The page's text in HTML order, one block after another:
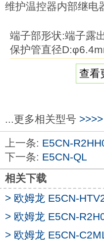
维护温控器内部继电
端子部形状:端子露
保护管直径
元件种类：J（CA
保护管长度L：
追加有助于降低配
欧姆龙E5CN-Y2L。
温度传感器是用作
可根据要测量的温
E5CN-Y2L
备有种类、形状、
产品。本体：端子
种类：控制输出1点
用）。
查
...更多相关型号 >>>>
上一条: E5CN-
下一条: E5CN-QL
相关下载
> 欧姆龙 E5CN-
> 欧姆龙 E5CN-
> 欧姆龙 E5CN-